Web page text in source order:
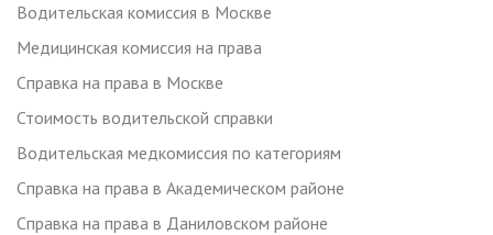
Водительская комиссия в Москве
Медицинская комиссия на права
Справка на права в Москве
Стоимость водительской справки
Водительская медкомиссия по категориям
Справка на права в Академическом районе
Справка на права в Даниловском районе